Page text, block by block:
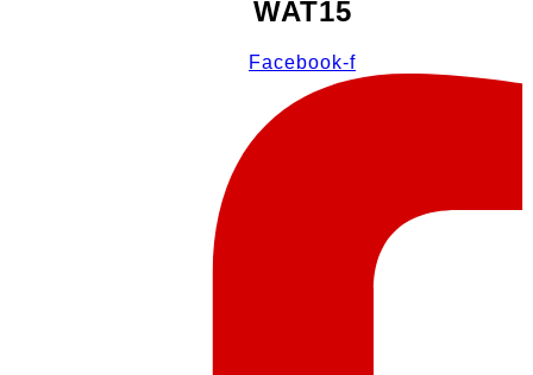
WAT15
Facebook-f